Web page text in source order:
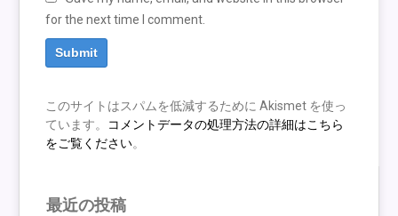
for the next time I comment.
このサイトはスパムを低減するために Akismet を使っ
ています。 コメントデータの処理方法の詳細はこちら
をご覧ください。
最近の投稿